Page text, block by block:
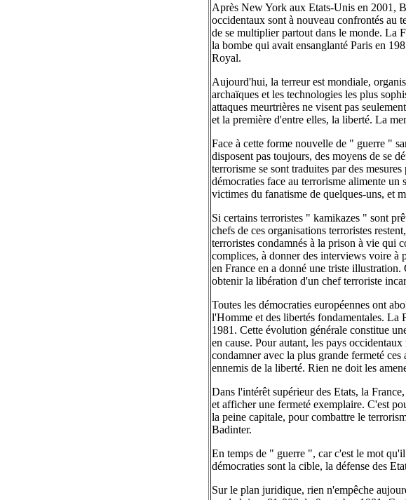
Après New York aux Etats-Unis en 2001,
occidentaux sont à nouveau confrontés au
de se multiplier partout dans le monde. La
la bombe qui avait ensanglanté Paris en
Royal.
Aujourd'hui, la terreur est mondiale,
archaïques et les technologies les plus
attaques meurtrières ne visent pas
et la première d'entre elles, la liberté. La
Face à cette forme nouvelle de " guerre "
disposent pas toujours, des moyens de se
terrorisme se sont traduites par des
démocraties face au terrorisme alimente
victimes du fanatisme de quelques-uns, et
Si certains terroristes " kamikazes " sont
chefs de ces organisations terroristes
terroristes condamnés à la prison à vie qui
complices, à donner des interviews voire à
en France en a donné une triste
obtenir la libération d'un chef terroriste
Toutes les démocraties européennes ont
l'Homme et des libertés fondamentales. La
1981. Cette évolution générale constitue
en cause. Pour autant, les pays
condamner avec la plus grande fermeté
ennemis de la liberté. Rien ne doit les
Dans l'intérêt supérieur des Etats, la
et afficher une fermeté exemplaire. C'est
la peine capitale, pour combattre le
Badinter.
En temps de " guerre ", car c'est le mot
démocraties sont la cible, la défense des
Sur le plan juridique, rien n'empêche